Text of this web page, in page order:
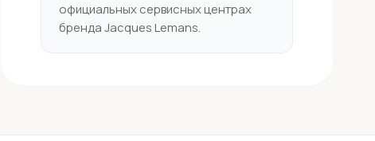
официальных сервисных центрах
бренда Jacques Lemans.